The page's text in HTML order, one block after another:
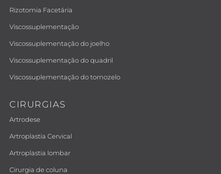
Rizotomia Facetária
Viscossuplementação
Viscossuplementação do joelho
Viscossuplementação do quadril
Viscossuplementação do tornozelo
CIRURGIAS
Artrodese
Artroplastia Cervical
Artroplastia lombar
Cirurgia de coluna